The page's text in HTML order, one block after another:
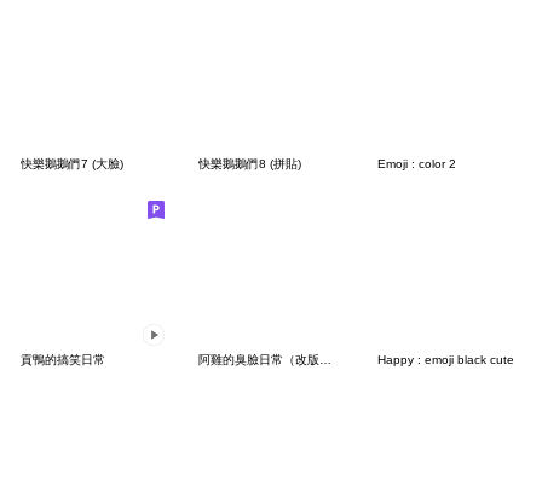
快樂鵝鵝們7 (大臉) 快樂鵝鵝們8 (拼貼) Emoji : color 2
貢鴨的搞笑日常 Happy : emoji black cute